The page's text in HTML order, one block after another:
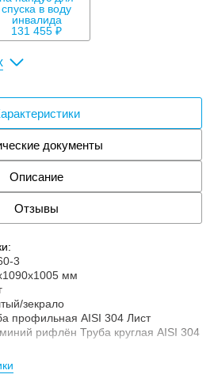
131 455 ₽
документы
Описание
Отзывы
3
мм
зекрало
профильная AISI 304 Лист
рифлён Труба круглая AISI 304